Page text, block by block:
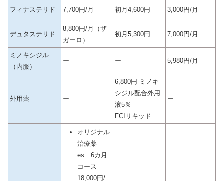
フィナステリド 7,700円/月 初月4,600円 3,000円/月
デュタステリド
8,800円/月（ザ
ガーロ）
初月5,300円 7,000円/月
ミノキシジル
（内服）
ー ー 5,980円/月
外用薬 ー
6,800円 ミノキ
シジル配合外用
液5％
FCIリキッド
ー
オリジナル
治療薬
es 6カ月
コース
18,000円/